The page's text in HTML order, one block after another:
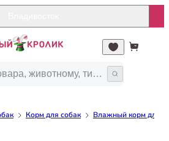
Корм для собак Влажный корм для